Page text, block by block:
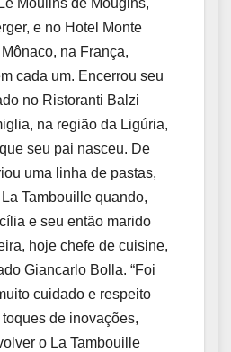
Moulins de Mougins,
e no Hotel Monte
na França,
cada um. Encerrou seu
no Ristoranti Balzi
na região da Ligúria,
seu pai nasceu. De
uma linha de pastas,
Tambouille quando,
e seu então marido
hoje chefe de cuisine,
Giancarlo Bolla. “Foi
cuidado e respeito
de inovações,
o La Tambouille